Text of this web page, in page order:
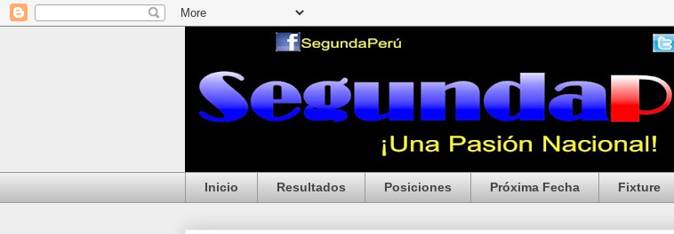
Inicio Resultados Posiciones Próxima Fecha Fixture